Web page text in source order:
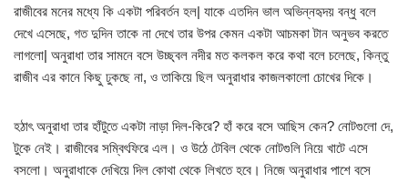
রাজীবের মনের মধ্যে কি একটা পরিবর্তন হল| যাকে এতদিন ভাল অভিন্নহৃদয় বন্ধু বলে
দেখে এসেছে, গত দুদিন তাকে না দেখে তার উপর কেমন একটা আচমকা টান অনুভব করতে
লাগলো| অনুরাধা তার সামনে বসে উচ্ছ্বল নদীর মত কলকল করে কথা বলে চলেছে, কিন্তু
রাজীব এর কানে কিছু ঢুকছে না, ও তাকিয়ে ছিল অনুরাধার কাজলকালো চোখের দিকে।
হঠাৎ অনুরাধা তার হাঁটুতে একটা নাড়া দিল-কিরে? হাঁ করে বসে আছিস কেন? নোটগুলো দে,
টুকে নেই। রাজীবের সম্বিৎফিরে এল। ও উঠে টেবিল থেকে নোটগুলি নিয়ে খাটে এসে
বসলো। অনুরাধাকে দেখিয়ে দিল কোথা থেকে লিখতে হবে। নিজে অনুরাধার পাশে বসে